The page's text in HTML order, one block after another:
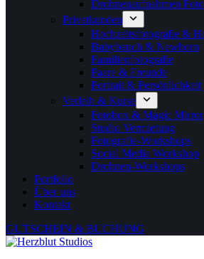
Drohnenaufnahmen
Privatkunden
Hochzeitsfotografie &
Babybauch & Newborn
Familienfotografie
Paare & Freunde
Portrait & Persönlichkeit
Verleih & Kurse
Fotobox & Magic Mirror
Studio Vermietung
Fotografie-Workshops
Social Media Workshop
Drohnen-Workshops
Portfolio
Über uns
Kontakt
GUTSCHEIN & BUCHUNG